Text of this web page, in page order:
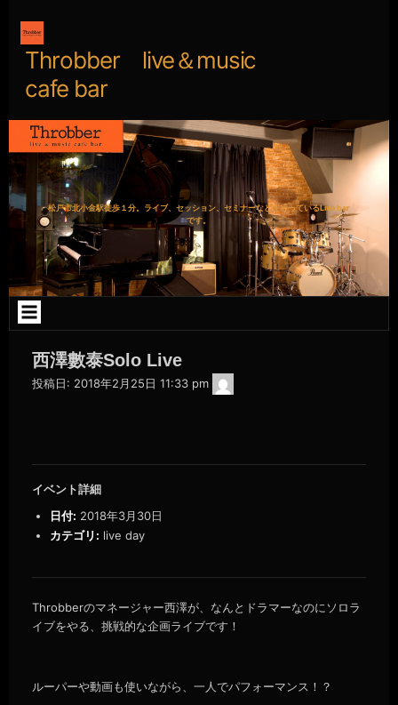
ツ
ッ
プ
Throbber live＆music
cafe bar
松戸市北小金駅徒歩１分。ライブ、セッション、セミナーなどを行っているLive bar
です。
西澤數泰Solo Live
投稿日: 2018年2月25日 11:33 pm
イベント詳細
日付: 2018年3月30日
カテゴリ: live day
Throbberのマネージャー西澤が、なんとドラマーなのにソロラ
イブをやる、挑戦的な企画ライブです！
ルーパーや動画も使いながら、一人でパフォーマンス！？